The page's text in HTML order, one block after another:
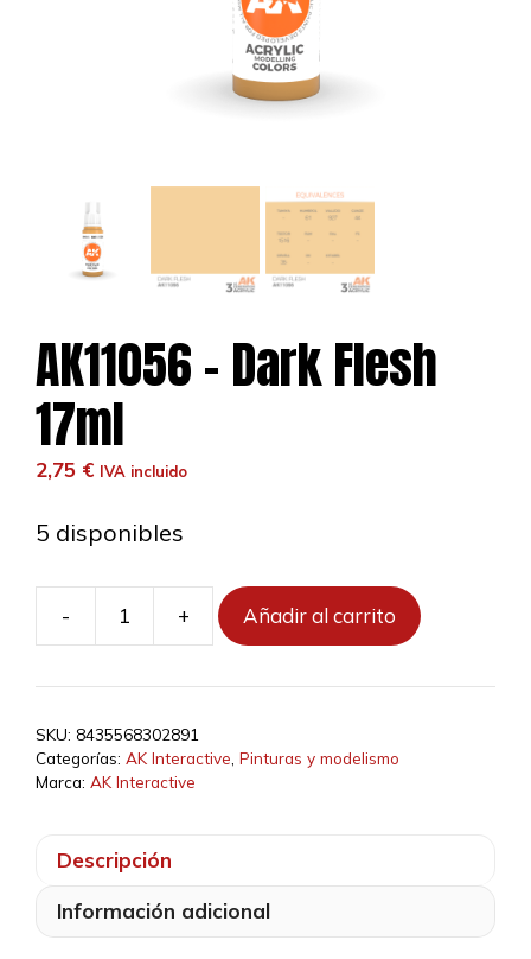
AK11056 – Dark Flesh
17ml
2,75 € IVA incluido
5 disponibles
-
AK11056
Dark
17ml
+ Añadir al carrito
SKU: 8435568302891
Categorías: AK Interactive Pinturas y modelismo
Marca: AK Interactive
Descripción
Información adicional